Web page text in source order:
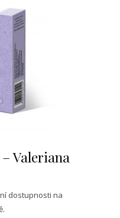
Valeriana
dostupnosti na